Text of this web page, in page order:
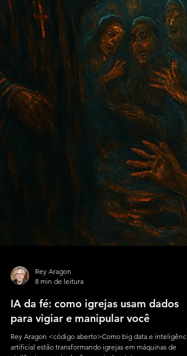
Rey Aragon
8 min de leitura